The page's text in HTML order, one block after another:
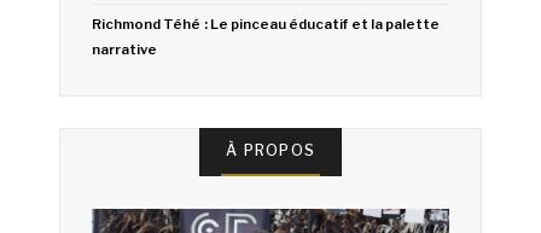
Richmond Téhé : Le pinceau éducatif et la palette
narrative
À PROPOS